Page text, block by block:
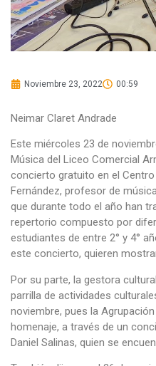
Noviembre 23, 2022 00:59
Neimar Claret Andrade
Este miércoles 23 de
Música del Liceo Comercial
concierto gratuito en el Centro
Fernández, profesor de
que durante todo el año han
repertorio compuesto por
estudiantes de entre 2° y 4°
este concierto, quieren
Por su parte, la gestora
parrilla de actividades
noviembre, pues la
homenaje, a través de un
Daniel Salinas, quien se